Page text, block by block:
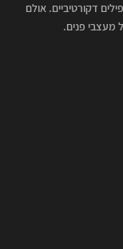
דקורטיביים. אולם